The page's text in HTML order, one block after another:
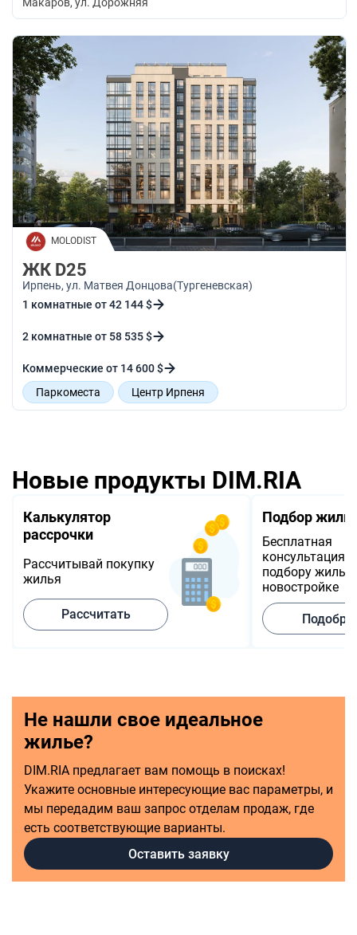
Макаров, ул. Дорожняя
MOLODIST
ЖК D25
Ирпень, ул. Матвея Донцова(Тургеневская)
1 комнатные от 42 144 $
2 комнатные от 58 535 $
Коммерческие от 14 600 $
Паркоместа
Центр Ирпеня
Спортивная зона
Места для отдыха
Новые продукты DIM.RIA
Калькулятор
рассрочки
Рассчитывай покупку
жилья
Рассчитать
Подбор
Бесплатная
консультация
подбору жилья
новостройке
Не нашли свое идеальное
жилье?
DIM.RIA предлагает вам помощь в поисках!
Укажите основные интересующие вас параметры, и
мы передадим ваш запрос отделам продаж, где
есть соответствующие варианты.
Оставить заявку